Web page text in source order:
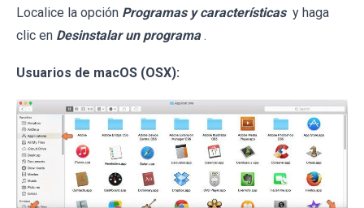
Localice la opción Programas y características y haga
clic en Desinstalar un programa .
Usuarios de macOS (OSX):